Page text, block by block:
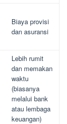
Biaya provisi
dan asuransi
Lebih rumit
dan memakan
waktu
(biasanya
melalui bank
atau lembaga
keuangan)